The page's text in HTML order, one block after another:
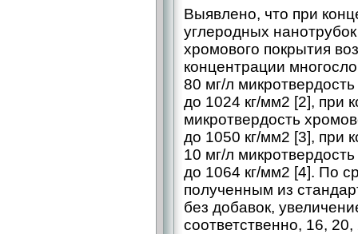
Выявлено, что при
углеродных
хромового покрытия
концентрации
80 мг/л
до 1024 кг/мм2 [2], при
микротвердость
до 1050 кг/мм2 [3], при
10 мг/л
до 1064 кг/мм2 [4]. По
полученным из
без добавок,
соответственно, 16,